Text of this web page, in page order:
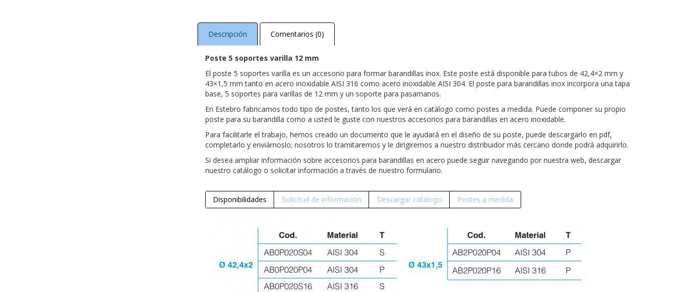
Descripción Comentarios (0)
Poste 5 soportes varilla 12 mm
El poste 5 soportes varilla es un accesorio para formar barandillas inox. Este poste está disponible para tubos de 42,4×2 mm y
43×1,5 mm tanto en acero inoxidable AISI 316 como acero inoxidable AISI 304. El poste para barandillas inox incorpora una tapa
base, 5 soportes para varillas de 12 mm y un soporte para pasamanos.
En Estebro fabricamos todo tipo de postes, tanto los que verá en catálogo como postes a medida. Puede componer su propio
poste para su barandilla como a usted le guste con nuestros accesorios para barandillas en acero inoxidable.
Para facilitarle el trabajo, hemos creado un documento que le ayudará en el diseño de su poste, puede descargarlo en pdf,
completarlo y enviárnoslo; nosotros lo tramitaremos y le dirigiremos a nuestro distribuidor más cercano donde podrá adquirirlo.
Si desea ampliar información sobre accesorios para barandillas en acero puede seguir navegando por nuestra web, descargar
nuestro catálogo o solicitar información a través de nuestro formulario.
Disponibilidades Solicitud de información Descargar catálogo Postes a medida